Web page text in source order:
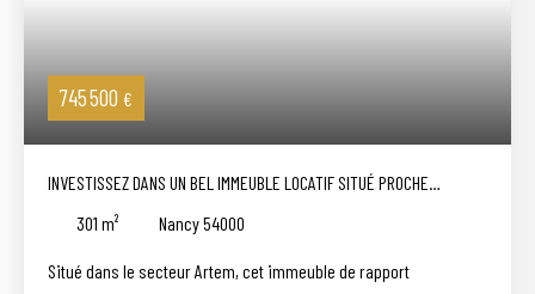
745 500 €
INVESTISSEZ DANS UN BEL IMMEUBLE LOCATIF SITUÉ PROCHE
301 m² Nancy 54000
Situé dans le secteur Artem, cet immeuble de rapport